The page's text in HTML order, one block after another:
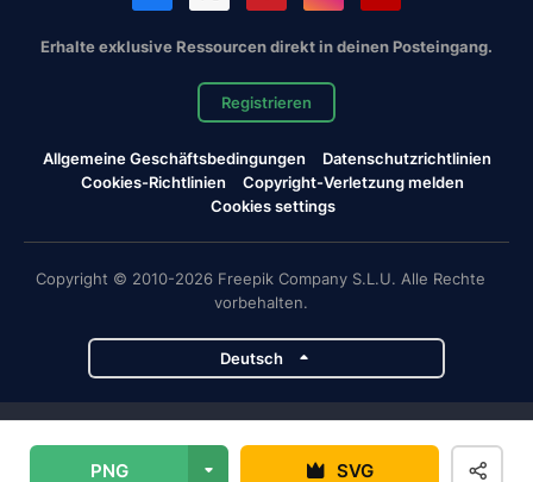
PNG SVG
Erhalte exklusive Ressourcen direkt in deinen Posteingang.
Registrieren
Allgemeine Geschäftsbedingungen
Datenschutzrichtlinien
Cookies-Richtlinien
Copyright-Verletzung melden
Cookies settings
Copyright © 2010-2026 Freepik Company S.L.U. Alle Rechte
vorbehalten.
Deutsch